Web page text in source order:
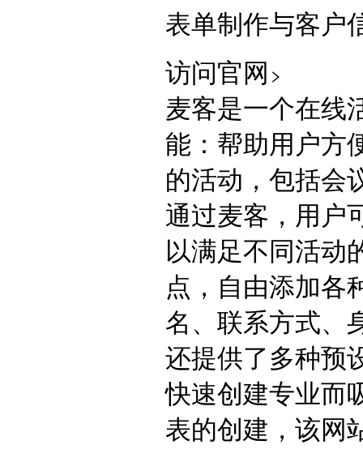
表单制作与客户
访问官网
麦客是一个在线
能：帮助用户方
的活动，包括会
通过麦客，用户
以满足不同活动
点，自由添加各
名、联系方式、
还提供了多种预
快速创建专业而
表的创建，该网